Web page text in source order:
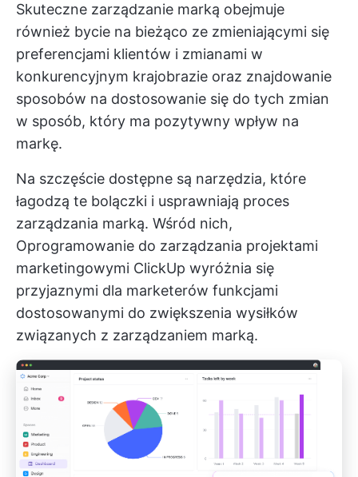
Skuteczne zarządzanie marką obejmuje
również bycie na bieżąco ze zmieniającymi się
preferencjami klientów i zmianami w
konkurencyjnym krajobrazie oraz znajdowanie
sposobów na dostosowanie się do tych zmian
w sposób, który ma pozytywny wpływ na
markę.
Na szczęście dostępne są narzędzia, które
łagodzą te bolączki i usprawniają proces
zarządzania marką. Wśród nich,
Oprogramowanie do zarządzania projektami
marketingowymi ClickUp wyróżnia się
przyjaznymi dla marketerów funkcjami
dostosowanymi do zwiększenia wysiłków
związanych z zarządzaniem marką.